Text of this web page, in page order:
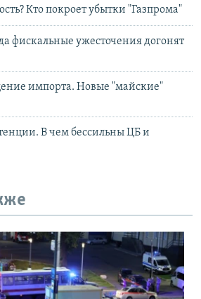
Кто покроет убытки "Газпрома"
фискальные ужесточения догонят
импорта. Новые "майские"
В чем бессильны ЦБ и